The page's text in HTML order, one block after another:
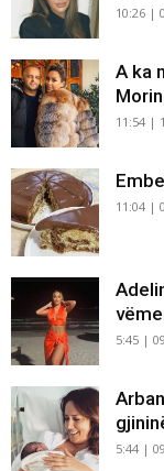
10:26 |
A ka
11:54 |
11:04 |
5:45 |
5:44 |